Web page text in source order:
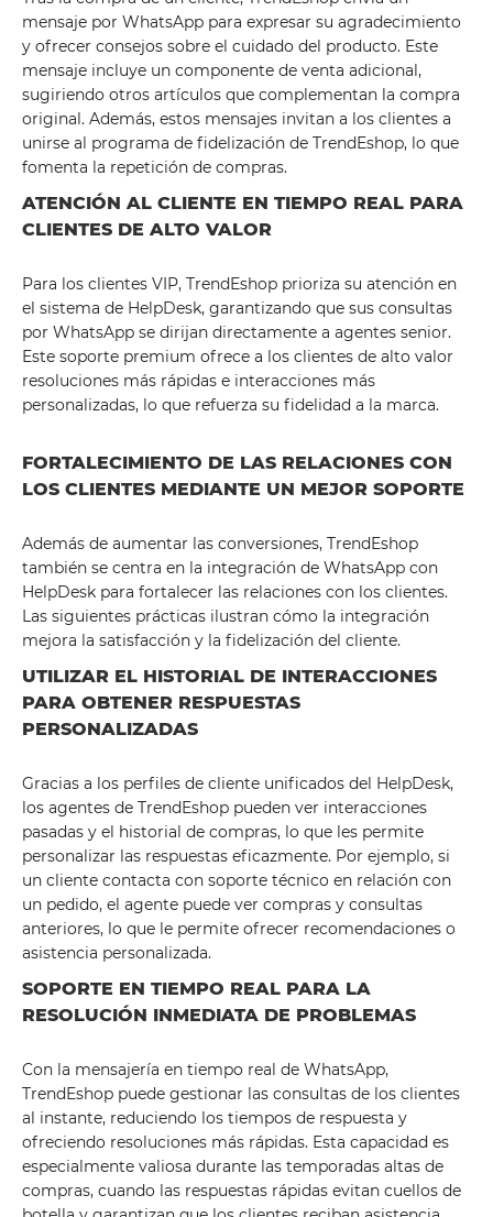
mensaje por WhatsApp para expresar su agradecimiento
y ofrecer consejos sobre el cuidado del producto. Este
mensaje incluye un componente de venta adicional,
sugiriendo otros artículos que complementan la compra
original. Además, estos mensajes invitan a los clientes a
unirse al programa de fidelización de TrendEshop, lo que
fomenta la repetición de compras.
ATENCIÓN AL CLIENTE EN TIEMPO REAL PARA
CLIENTES DE ALTO VALOR
Para los clientes VIP, TrendEshop prioriza su atención en
el sistema de HelpDesk, garantizando que sus consultas
por WhatsApp se dirijan directamente a agentes senior.
Este soporte premium ofrece a los clientes de alto valor
resoluciones más rápidas e interacciones más
personalizadas, lo que refuerza su fidelidad a la marca.
FORTALECIMIENTO DE LAS RELACIONES CON
LOS CLIENTES MEDIANTE UN MEJOR SOPORTE
Además de aumentar las conversiones, TrendEshop
también se centra en la integración de WhatsApp con
HelpDesk para fortalecer las relaciones con los clientes.
Las siguientes prácticas ilustran cómo la integración
mejora la satisfacción y la fidelización del cliente.
UTILIZAR EL HISTORIAL DE INTERACCIONES
PARA OBTENER RESPUESTAS
PERSONALIZADAS
Gracias a los perfiles de cliente unificados del HelpDesk,
los agentes de TrendEshop pueden ver interacciones
pasadas y el historial de compras, lo que les permite
personalizar las respuestas eficazmente. Por ejemplo, si
un cliente contacta con soporte técnico en relación con
un pedido, el agente puede ver compras y consultas
anteriores, lo que le permite ofrecer recomendaciones o
asistencia personalizada.
SOPORTE EN TIEMPO REAL PARA LA
RESOLUCIÓN INMEDIATA DE PROBLEMAS
Con la mensajería en tiempo real de WhatsApp,
TrendEshop puede gestionar las consultas de los clientes
al instante, reduciendo los tiempos de respuesta y
ofreciendo resoluciones más rápidas. Esta capacidad es
especialmente valiosa durante las temporadas altas de
compras, cuando las respuestas rápidas evitan cuellos de